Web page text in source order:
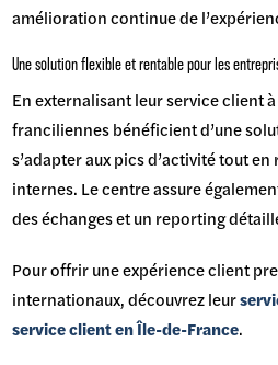
amélioration continue de
Une solution flexible et rentable pour les
En externalisant leur service client
franciliennes bénéficient d’une
s’adapter aux pics d’activité tout
internes. Le centre assure
des échanges et un reporting
Pour offrir une expérience client
internationaux, découvrez leur
service client en Île-de-France.